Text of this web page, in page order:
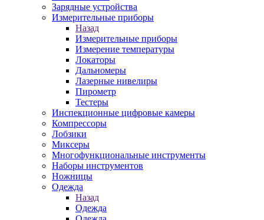
Зарядные устройства
Измерительные приборы
Назад
Измерительные приборы
Измерение температуры
Локаторы
Дальномеры
Лазерные нивелиры
Пирометр
Тестеры
Инспекционные цифровые камеры
Компрессоры
Лобзики
Миксеры
Многофункциональные инструменты
Наборы инструментов
Ножницы
Одежда
Назад
Одежда